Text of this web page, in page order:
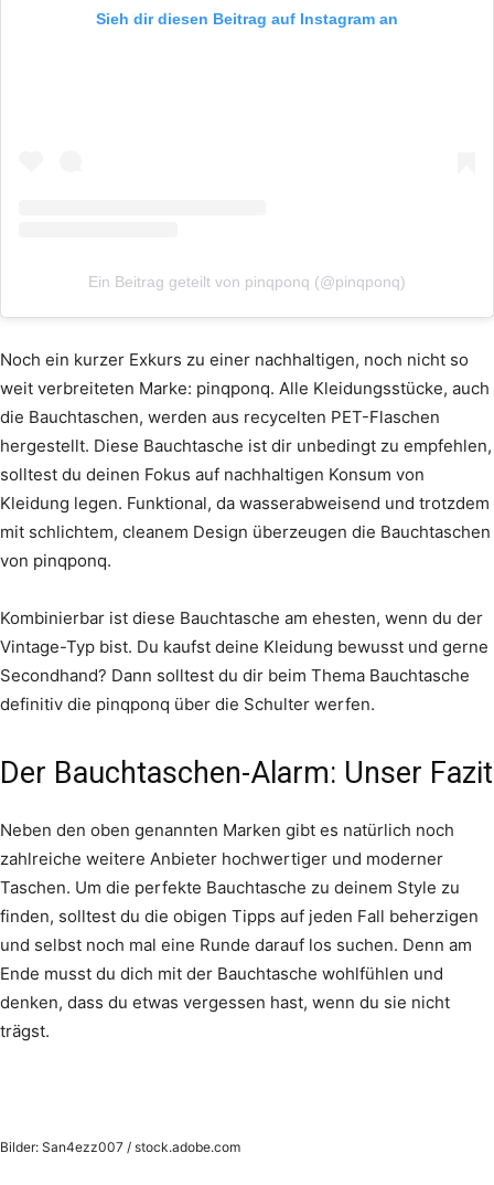
Sieh dir diesen Beitrag auf Instagram an
Ein Beitrag geteilt von pinqponq (@pinqponq)
Noch ein kurzer Exkurs zu einer nachhaltigen, noch nicht so
weit verbreiteten Marke: pinqponq. Alle Kleidungsstücke, auch
die Bauchtaschen, werden aus recycelten PET-Flaschen
hergestellt. Diese Bauchtasche ist dir unbedingt zu empfehlen,
solltest du deinen Fokus auf nachhaltigen Konsum von
Kleidung legen. Funktional, da wasserabweisend und trotzdem
mit schlichtem, cleanem Design überzeugen die Bauchtaschen
von pinqponq.
Kombinierbar ist diese Bauchtasche am ehesten, wenn du der
Vintage-Typ bist. Du kaufst deine Kleidung bewusst und gerne
Secondhand? Dann solltest du dir beim Thema Bauchtasche
definitiv die pinqponq über die Schulter werfen.
Der Bauchtaschen-Alarm: Unser Fazit
Neben den oben genannten Marken gibt es natürlich noch
zahlreiche weitere Anbieter hochwertiger und moderner
Taschen. Um die perfekte Bauchtasche zu deinem Style zu
finden, solltest du die obigen Tipps auf jeden Fall beherzigen
und selbst noch mal eine Runde darauf los suchen. Denn am
Ende musst du dich mit der Bauchtasche wohlfühlen und
denken, dass du etwas vergessen hast, wenn du sie nicht
trägst.
Bilder: San4ezz007 / stock.adobe.com